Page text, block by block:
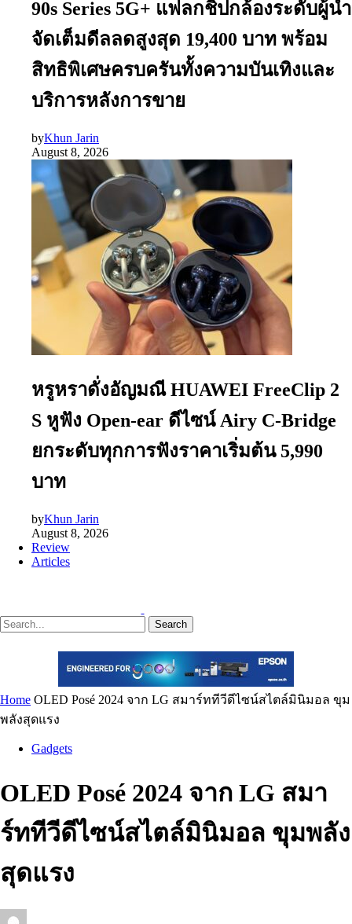
90s Series 5G+ แฟลกชิปกล้องระดับผู้นำ
จัดเต็มดีลลดสูงสุด 19,400 บาท พร้อม
สิทธิพิเศษครบครันทั้งความบันเทิงและ
บริการหลังการขาย
byKhun Jarin
August 8, 2026
หรูหราดั่งอัญมณี HUAWEI FreeClip 2
S หูฟัง Open-ear ดีไซน์ Airy C-Bridge
ยกระดับทุกการฟังราคาเริ่มต้น 5,990
บาท
byKhun Jarin
August 8, 2026
Review
Articles
Search
Home OLED Posé 2024 จาก LG สมาร์ททีวีดีไซน์สไตล์มินิมอล ขุม
พลังสุดแรง
Gadgets
OLED Posé 2024 จาก LG สมา
ร์ททีวีดีไซน์สไตล์มินิมอล ขุมพลัง
สุดแรง